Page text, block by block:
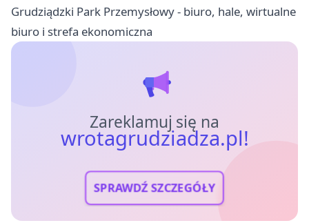
Grudziądzki Park Przemysłowy - biuro, hale, wirtualne
biuro i strefa ekonomiczna
Zareklamuj się na
wrotagrudziadza.pl!
SPRAWDŹ SZCZEGÓŁY